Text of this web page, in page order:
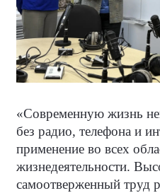
«Современную жизнь
без радио, телефона и
применение во всех
жизнедеятельности.
самоотверженный труд